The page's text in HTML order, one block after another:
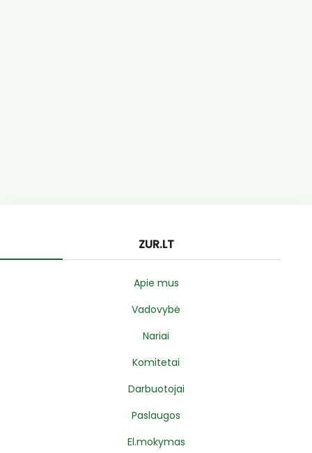
ZUR.LT
Apie mus
Vadovybė
Nariai
Komitetai
Darbuotojai
Paslaugos
El.mokymas